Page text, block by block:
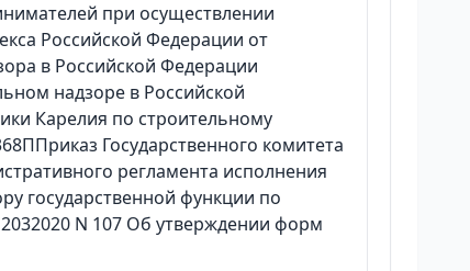
при осуществлении
Российской Федерации от
в Российской Федерации
надзоре в Российской
Карелия по строительному
Государственного комитета
регламента исполнения
государственной функции по
N 107 Об утверждении форм